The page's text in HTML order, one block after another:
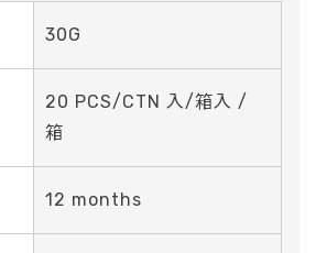
30G
20 PCS/CTN 入/箱入 /
箱
12 months